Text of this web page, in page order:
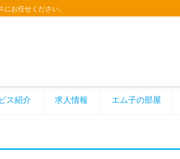
お任せください。
ス紹介 求人情報 エム子の部屋